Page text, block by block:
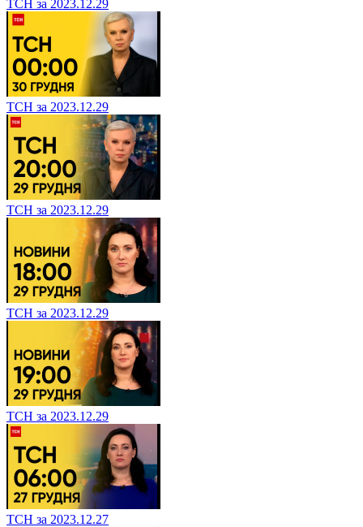
ТСН за 2023.12.29
ТСН за 2023.12.29
ТСН за 2023.12.29
ТСН за 2023.12.29
ТСН за 2023.12.29
ТСН за 2023.12.27